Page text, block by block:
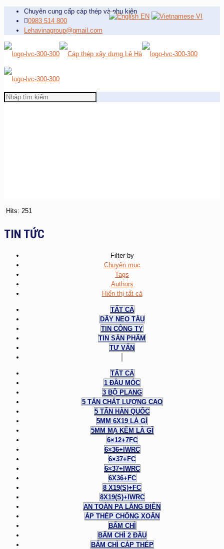
Chuyên cung cấp cáp thép và phụ kiện
0983 514 800
Lehavinagroup@gmail.com
Hits: 251
TIN TỨC
Filter by
Chuyên mục
Tags
Authors
Hiển thị tất cả
TẤT CẢ
DÂY NEO TÀU
TIN CÔNG TY
TIN SẢN PHẨM
TƯ VẤN
TẤT CẢ
1 ĐẦU MÓC
3 BỘ PLANG
5 TẤN CHẤT LƯỢNG CAO
5 TẤN HÀN QUỐC
5MM 6X19 LÀ GÌ
5MM MẠ KẼM LÀ GÌ
6×12+7FC
6×36+IWRC
6×37+FC
6×37+IWRC
6X36+FC
8 X19(S)+FC
8X19(S)+IWRC
AN TOÀN PA LĂNG ĐIỆN
ÁP THÉP CHỐNG XOẮN
BẤM CHÌ
BẤM CHÌ 2 ĐẦU
BẤM CHÌ CÁP THÉP
EN VI